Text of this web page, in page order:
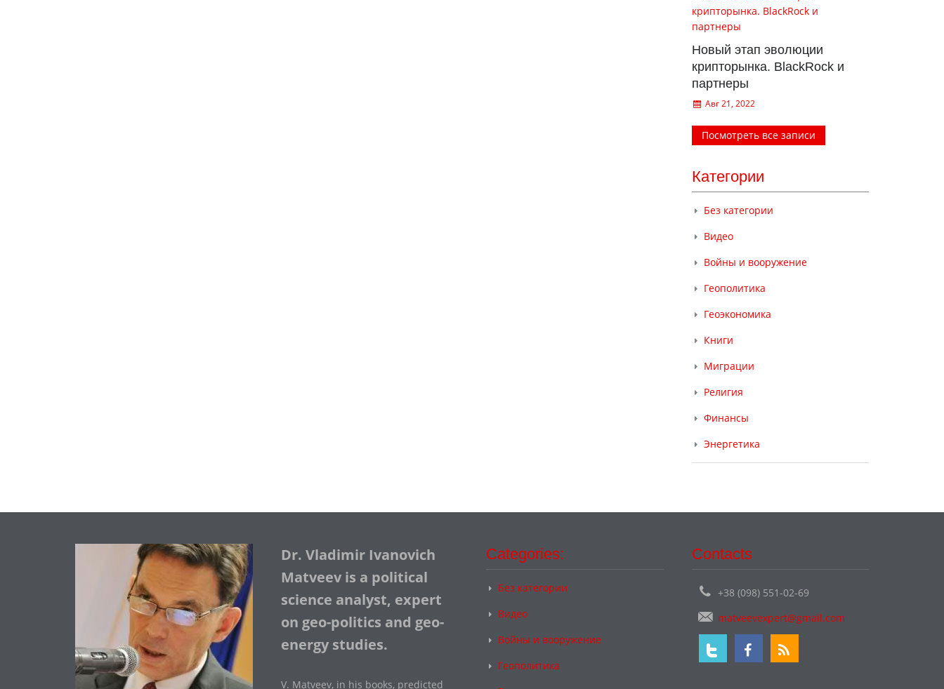
Новый этап эволюции
крипторынка. BlackRock и
партнеры
Авг 21, 2022
Посмотреть все записи
Категории
Без категории
Видео
Войны и вооружение
Геополитика
Геоэкономика
Книги
Миграции
Религия
Финансы
Энергетика
Dr. Vladimir Ivanovich
Matveev is a political
science analyst, expert
on geo-politics and geo-
energy studies.
V. Matveev, in his books, predicted
Categories:
Без категории
Видео
Войны и вооружение
Геополитика
Contacts
+38 (098) 551-02-69
matveevexpert@gmail.com